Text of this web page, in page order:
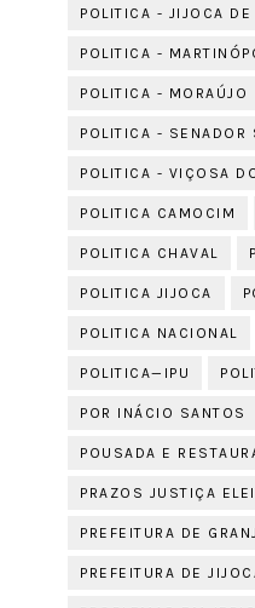
POLITICA - JIJOCA DE
POLITICA -
POLITICA - MORAÚJO
POLITICA - SENADOR
POLITICA - VIÇOSA
POLITICA CAMOCIM
POLITICA CHAVAL
POLITICA JIJOCA
POLITICA NACIONAL
POLITICA—IPU
POR INÁCIO SANTOS
POUSADA E
PRAZOS JUSTIÇA
PREFEITURA DE
PREFEITURA DE